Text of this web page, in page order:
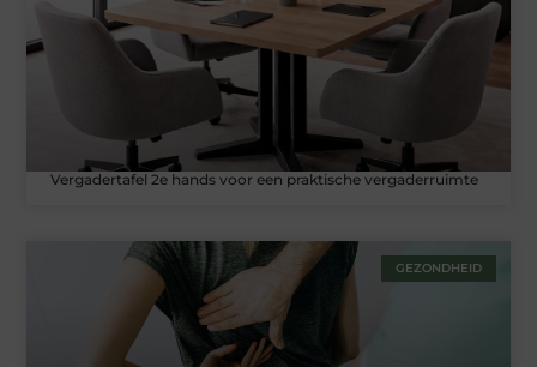
Vergadertafel 2e hands voor een praktische vergaderruimte
GEZONDHEID